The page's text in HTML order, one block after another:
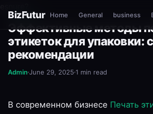
BizFutur Home General business
GENERAL
Эффективные методы
этикеток для упаковки:
рекомендации
Admin June 29, 2025 1 min read
В современном бизнесе Печать